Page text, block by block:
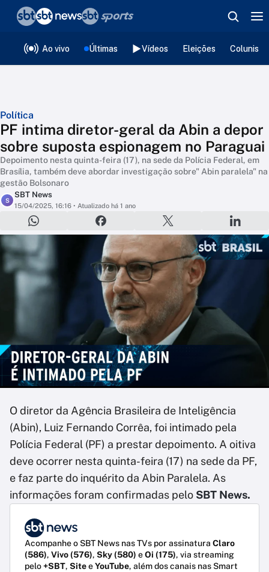
Ao vivo Últimas Vídeos Eleições
Política
PF intima diretor-geral da Abin a depor
sobre suposta espionagem no Paraguai
Depoimento nesta quinta-feira (17), na sede da Polícia Federal, em
Brasília, também deve abordar investigação sobre" Abin paralela" na
gestão Bolsonaro
S
SBT News
15/04/2025, 16:16 • Atualizado há 1 ano
O diretor da Agência Brasileira de Inteligência
(Abin), Luiz Fernando Corrêa, foi intimado pela
Polícia Federal (PF) a prestar depoimento. A oitiva
deve ocorrer nesta quinta-feira (17) na sede da PF,
e faz parte do inquérito da Abin Paralela. As
informações foram confirmadas pelo SBT News.
Acompanhe o SBT News nas TVs por assinatura Claro
(586), Vivo (576), Sky (580) eOi (175), via streaming
pelo+SBT, SiteeYouTube, além dos canais nas Smart
❮voltar
Editorias